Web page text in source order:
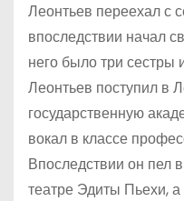
Леонтьев переехал с
впоследствии начал
него было три сестры
Леонтьев поступил в
государственную
вокал в классе
Впоследствии он пел
театре Эдиты Пьехи, а